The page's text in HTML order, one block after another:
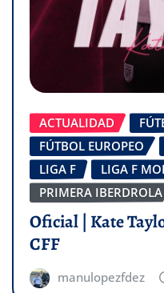
ACTUALIDAD
FÚTBOL EUROPEO
LIGA F
LIGA F
PRIMERA IBERDROLA
Oficial | Kate
CFF
manulopezfdez